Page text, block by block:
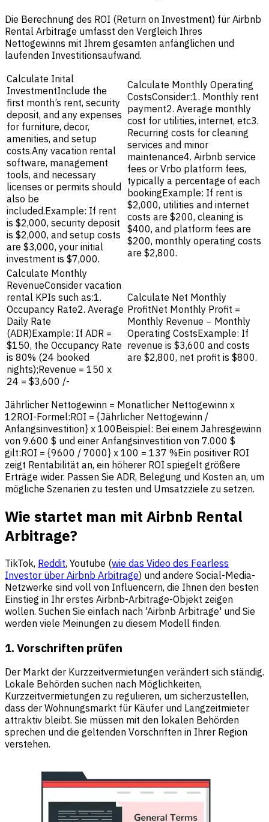
Die Berechnung des ROI (Return on Investment) für Airbnb
Rental Arbitrage umfasst den Vergleich Ihres
Nettogewinns mit Ihrem gesamten anfänglichen und
laufenden Investitionsaufwand.
Calculate Inital
InvestmentInclude the
first month’s rent, security
deposit, and any expenses
for furniture, decor,
amenities, and setup
costs.Any vacation rental
software, management
tools, and necessary
licenses or permits should
also be
included.Example: If rent
is $2,000, security deposit
is $2,000, and setup costs
are $3,000, your initial
investment is $7,000.
Calculate Monthly Operating
CostsConsider:1. Monthly rent
payment2. Average monthly
cost for utilities, internet, etc3.
Recurring costs for cleaning
services and minor
maintenance4. Airbnb service
fees or Vrbo platform fees,
typically a percentage of each
bookingExample: If rent is
$2,000, utilities and internet
costs are $200, cleaning is
$400, and platform fees are
$200, monthly operating costs
are $2,800.
Calculate Monthly
RevenueConsider vacation
rental KPIs such as:1.
Occupancy Rate2. Average
Daily Rate
(ADR)Example: If ADR =
$150, the Occupancy Rate
is 80% (24 booked
nights);Revenue = 150 x
24 = $3,600 /-
Calculate Net Monthly
ProfitNet Monthly Profit =
Monthly Revenue − Monthly
Operating CostsExample: If
revenue is $3,600 and costs
are $2,800, net profit is $800.
Jährlicher Nettogewinn = Monatlicher Nettogewinn x
12ROI-Formel:ROI = {Jährlicher Nettogewinn /
Anfangsinvestition} x 100Beispiel: Bei einem Jahresgewinn
von 9.600 $ und einer Anfangsinvestition von 7.000 $
gilt:ROI = {9600 / 7000} x 100 = 137 %Ein positiver ROI
zeigt Rentabilität an, ein höherer ROI spiegelt größere
Erträge wider. Passen Sie ADR, Belegung und Kosten an, um
mögliche Szenarien zu testen und Umsatzziele zu setzen.
Wie startet man mit Airbnb Rental
Arbitrage?
TikTok, Reddit, Youtube (wie das Video des Fearless
Investor über Airbnb Arbitrage) und andere Social-Media-
Netzwerke sind voll von Influencern, die Ihnen den besten
Einstieg in Ihr erstes Airbnb-Arbitrage-Objekt zeigen
wollen. Suchen Sie einfach nach 'Airbnb Arbitrage' und Sie
werden viele Meinungen zu diesem Modell finden.
1. Vorschriften prüfen
Der Markt der Kurzzeitvermietungen verändert sich ständig.
Lokale Behörden suchen nach Möglichkeiten,
Kurzzeitvermietungen zu regulieren, um sicherzustellen,
dass der Wohnungsmarkt für Käufer und Langzeitmieter
attraktiv bleibt. Sie müssen mit den lokalen Behörden
sprechen und die geltenden Vorschriften in Ihrer Region
verstehen.